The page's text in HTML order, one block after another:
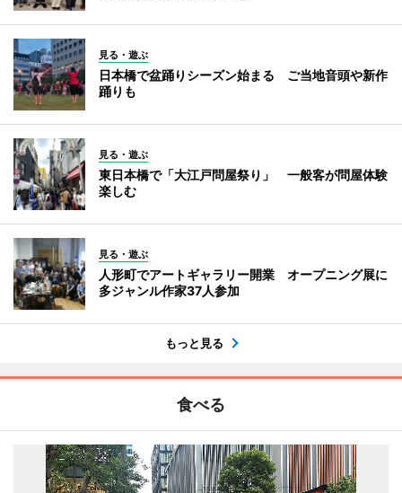
見る・遊ぶ
日本橋で盆踊りシーズン始まる ご当地音頭や新作
踊りも
見る・遊ぶ
東日本橋で「大江戸問屋祭り」 一般客が問屋体験
楽しむ
見る・遊ぶ
人形町でアートギャラリー開業 オープニング展に
多ジャンル作家37人参加
もっと見る
食べる